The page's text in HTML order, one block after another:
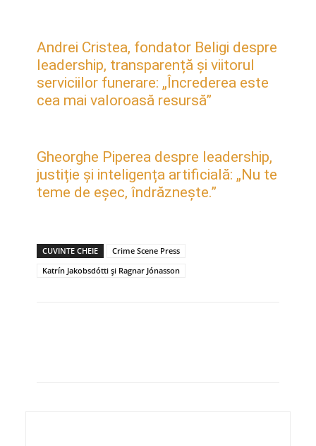
Andrei Cristea, fondator Beligi despre
leadership, transparență și viitorul
serviciilor funerare: „Încrederea este
cea mai valoroasă resursă”
Gheorghe Piperea despre leadership,
justiție și inteligența artificială: „Nu te
teme de eșec, îndrăznește.”
CUVINTE CHEIE
Crime Scene Press
Katrín Jakobsdótti și Ragnar Jónasson